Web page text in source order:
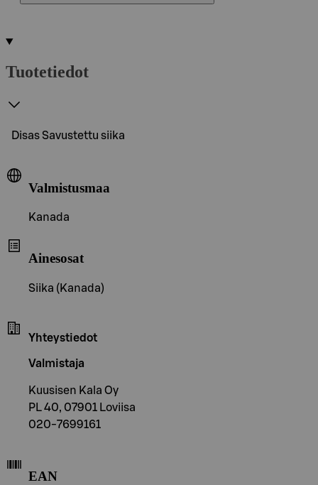
Tuotetiedot
Disas Savustettu siika
Valmistusmaa
Kanada
Ainesosat
Siika (Kanada)
Yhteystiedot
Valmistaja
Kuusisen Kala Oy
PL 40, 07901 Loviisa
020-7699161
EAN